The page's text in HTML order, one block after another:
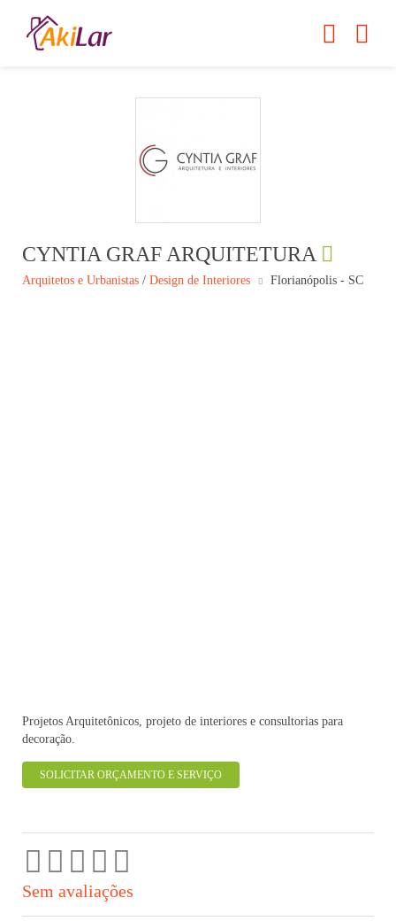
CYNTIA GRAF ARQUITETURA
Arquitetos e Urbanistas / Design de Interiores Florianópolis - SC
Projetos Arquitetônicos, projeto de interiores e consultorias para
decoração.
SOLICITAR ORÇAMENTO E SERVIÇO
Sem avaliações